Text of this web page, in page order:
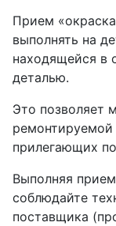
Прием
выполнять на
находящейся в
деталью.
Это позволяет
ремонтируемой
прилегающих
Выполняя
соблюдайте
поставщика